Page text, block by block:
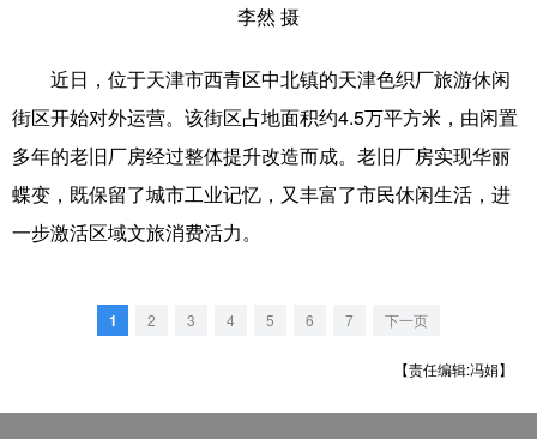
津南 静海 宁河 蓟州
李然 摄
近日，位于天津市西青区中北镇的天津色织厂旅游休闲
街区开始对外运营。该街区占地面积约4.5万平方米，由闲置
多年的老旧厂房经过整体提升改造而成。老旧厂房实现华丽
蝶变，既保留了城市工业记忆，又丰富了市民休闲生活，进
一步激活区域文旅消费活力。
1 2 3 4 5 6 7 下一页
【责任编辑:冯娟】